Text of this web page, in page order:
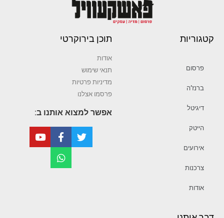
קטגוריות
פרסום
ברנז’ה
דיגיטל
הייטק
אירועים
צרכנות
אודות
תוכן בירוקרטי
אודות
תנאי שימוש
מדיניות פרטיות
פרסמו אצלנו
אפשר למצוא אותנו ב: